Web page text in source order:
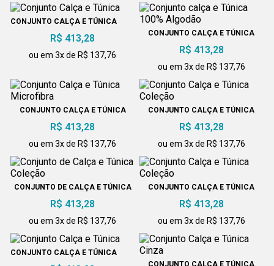
CONJUNTO CALÇA E TÚNICA
R$ 413,28
ou em 3x de R$ 137,76
CONJUNTO CALÇA E TÚNICA
R$ 413,28
ou em 3x de R$ 137,76
CONJUNTO CALÇA E TÚNICA
R$ 413,28
ou em 3x de R$ 137,76
CONJUNTO CALÇA E TÚNICA
R$ 413,28
ou em 3x de R$ 137,76
CONJUNTO DE CALÇA E TÚNICA
R$ 413,28
ou em 3x de R$ 137,76
CONJUNTO CALÇA E TÚNICA
R$ 413,28
ou em 3x de R$ 137,76
CONJUNTO CALÇA E TÚNICA
CONJUNTO CALÇA E TÚNICA